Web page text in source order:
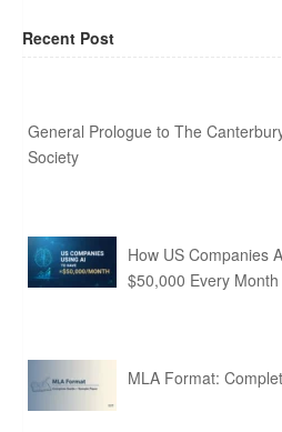
Recent Post
General Prologue to The
Society
How US Companies
$50,000 Every Month
MLA Format: